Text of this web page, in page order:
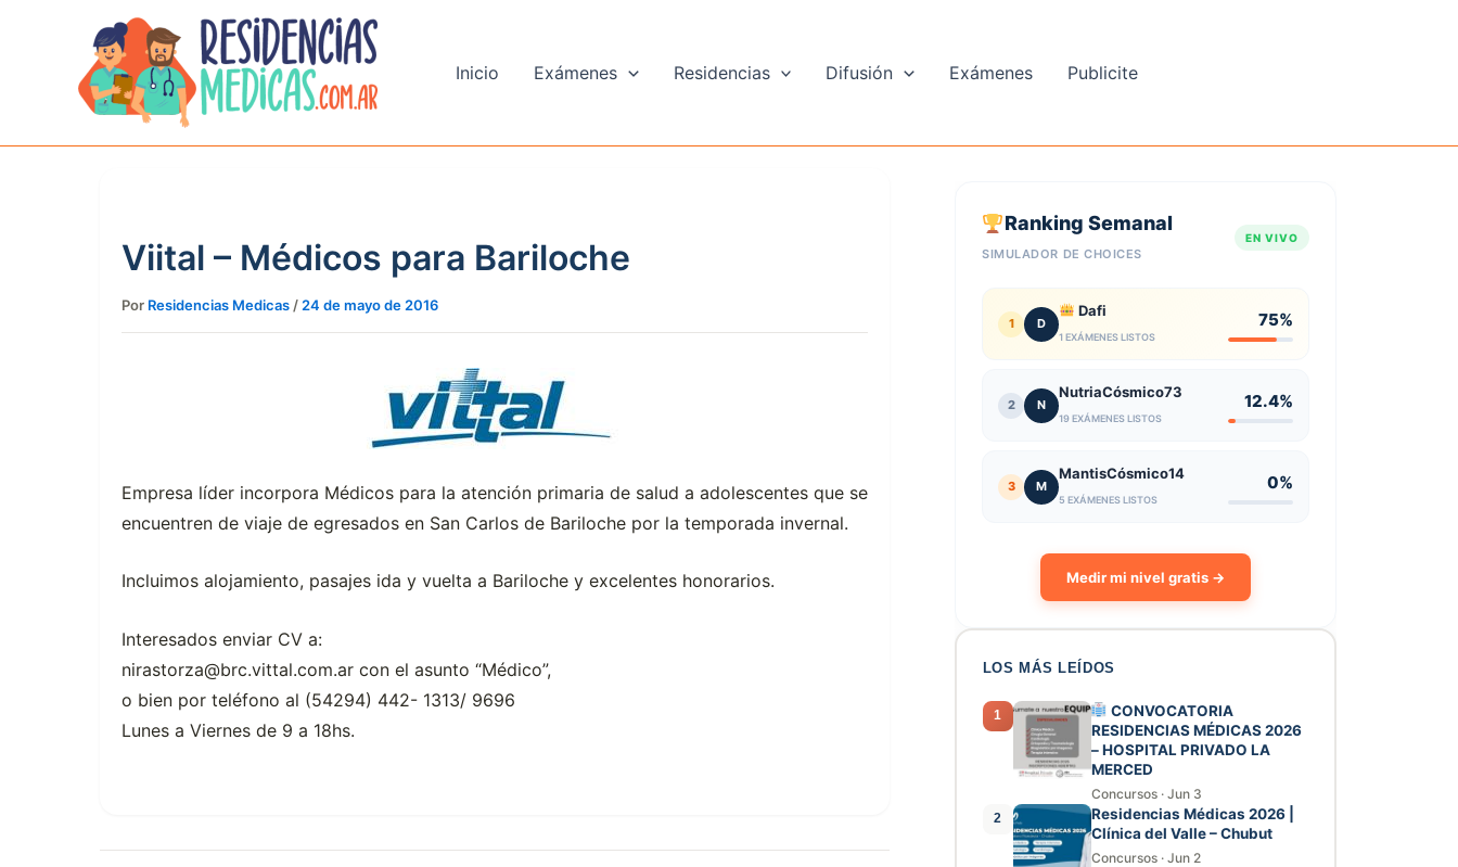
Inicio Exámenes Residencias Difusión Exámenes Publicite
Viital – Médicos para Bariloche
Por Residencias Medicas / 24 de mayo de 2016
Empresa líder incorpora Médicos para la atención primaria de salud a adolescentes que se
encuentren de viaje de egresados en San Carlos de Bariloche por la temporada invernal.
Incluimos alojamiento, pasajes ida y vuelta a Bariloche y excelentes honorarios.
Interesados enviar CV a:
nirastorza@brc.vittal.com.ar con el asunto “Médico”,
o bien por teléfono al (54294) 442- 1313/ 9696
Lunes a Viernes de 9 a 18hs.
Ranking Semanal
SIMULADOR DE CHOICES
EN VIVO
1 D
Dafi
1 EXÁMENES LISTOS
75%
2 N
NutriaCósmico73
19 EXÁMENES LISTOS
12.4%
3 M
MantisCósmico14
5 EXÁMENES LISTOS
0%
Medir mi nivel gratis →
LOS MÁS LEÍDOS
1
CONVOCATORIA
RESIDENCIAS MÉDICAS 2026
– HOSPITAL PRIVADO LA
MERCED
Concursos · Jun 3
2
Residencias Médicas 2026 |
Clínica del Valle – Chubut
Concursos · Jun 2